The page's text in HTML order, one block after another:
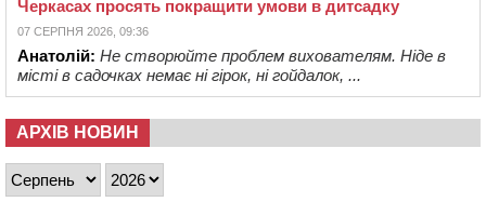
Черкасах просять покращити умови в дитсадку
07 СЕРПНЯ 2026, 09:36
Анатолій: Не створюйте проблем вихователям. Ніде в
місті в садочках немає ні гірок, ні гойдалок, ...
АРХІВ НОВИН